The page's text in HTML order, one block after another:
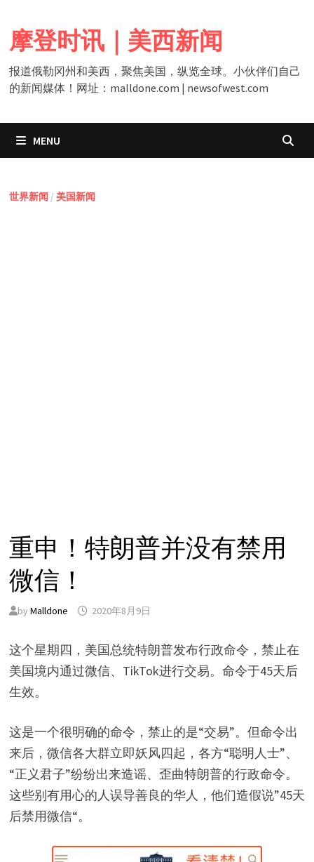
content
摩登时讯｜美西新闻
报道俄勒冈州和美西，聚焦美国，纵览全球。小伙伴们自己
的新闻媒体！网址：malldone.com | newsofwest.com
MENU
世界新闻/ 美国新闻
重申！特朗普并没有禁用
微信！
by Malldone 2020年8月9日
这个星期四，美国总统特朗普发布行政命令，禁止在
美国境内通过微信、TikTok进行交易。命令于45天后
生效。
这是一个很明确的命令，禁止的是“交易”。但命令出
来后，微信各大群立即妖风四起，各方“聪明人士”、
“正义君子”纷纷出来造谣、歪曲特朗普的行政命令。
这些别有用心的人误导善良的华人，他们造假说”45天
后禁用微信“。